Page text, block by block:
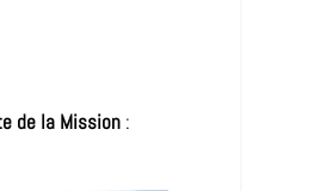
de la Mission :